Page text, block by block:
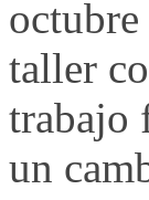
taller
trabajo
un